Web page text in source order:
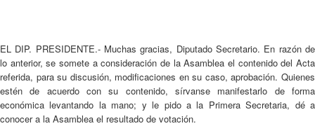
EL DIP. PRESIDENTE.- Muchas gracias, Diputado Secretario. En razón de
lo anterior, se somete a consideración de la Asamblea el contenido del Acta
referida, para su discusión, modificaciones en su caso, aprobación. Quienes
estén de acuerdo con su contenido, sírvanse manifestarlo de forma
económica levantando la mano; y le pido a la Primera Secretaria, dé a
conocer a la Asamblea el resultado de votación.